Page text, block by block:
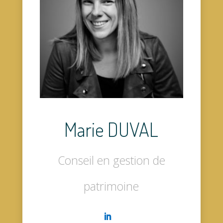
Marie DUVAL
Conseil en gestion de
patrimoine